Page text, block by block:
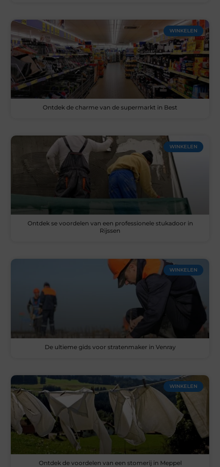
WINKELEN
Ontdek de charme van de supermarkt in Best
WINKELEN
Ontdek se voordelen van een professionele stukadoor in
Rijssen
WINKELEN
De ultieme gids voor stratenmaker in Venray
WINKELEN
Ontdek de voordelen van een stomerij in Meppel